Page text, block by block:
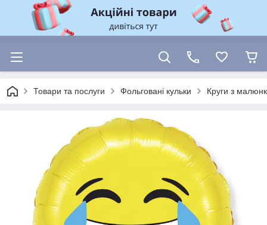
Товари та послуги Фольговані кульки Круги з